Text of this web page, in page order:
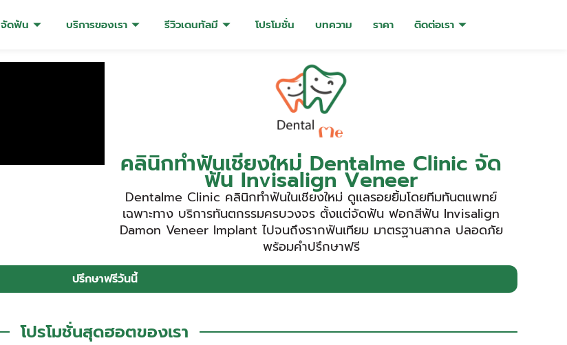
จัดฟัน บริการของเรา รีวิวเดนทัลมี โปรโมชั่น บทความ ราคา ติดต่อเรา
คลินิกทำฟันเชียงใหม่ Dentalme Clinic จัด
ฟัน Invisalign Veneer
Dentalme Clinic คลินิกทำฟันในเชียงใหม่ ดูแลรอยยิ้มโดยทีมทันตแพทย์
เฉพาะทาง บริการทันตกรรมครบวงจร ตั้งแต่จัดฟัน ฟอกสีฟัน Invisalign
Damon Veneer Implant ไปจนถึงรากฟันเทียม มาตรฐานสากล ปลอดภัย
พร้อมคำปรึกษาฟรี
ปรึกษาฟรีวันนี้
โปรโมชั่นสุดฮอตของเรา